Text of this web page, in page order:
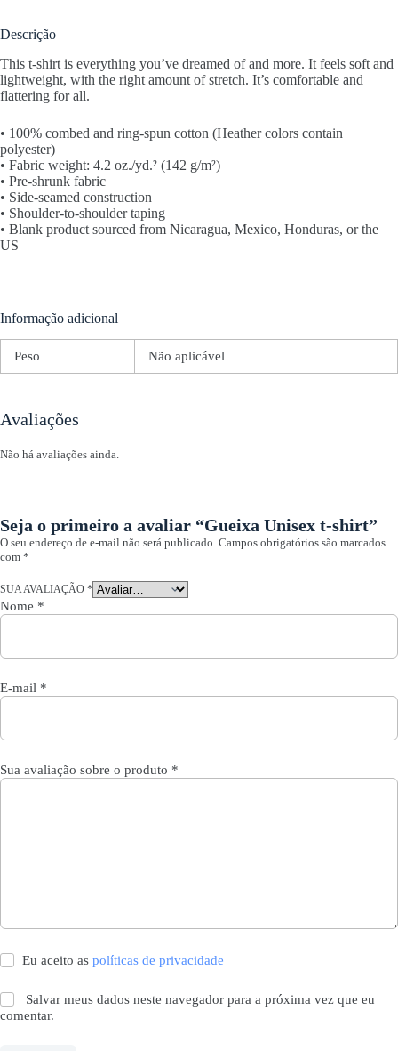
Descrição
This t-shirt is everything you’ve dreamed of and more. It feels soft and
lightweight, with the right amount of stretch. It’s comfortable and
flattering for all.
• 100% combed and ring-spun cotton (Heather colors contain
polyester)
• Fabric weight: 4.2 oz./yd.² (142 g/m²)
• Pre-shrunk fabric
• Side-seamed construction
• Shoulder-to-shoulder taping
• Blank product sourced from Nicaragua, Mexico, Honduras, or the
US
Informação adicional
Peso Não aplicável
Avaliações
Não há avaliações ainda.
Seja o primeiro a avaliar “Gueixa Unisex t-shirt”
O seu endereço de e-mail não será publicado. Campos obrigatórios são marcados
com *
SUA AVALIAÇÃO *
Nome *
E-mail *
Sua avaliação sobre o produto *
Eu aceito aspolíticas de privacidade
Salvar meus dados neste navegador para a próxima vez que eu
comentar.